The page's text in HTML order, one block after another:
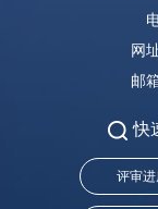
网
邮
快
评审